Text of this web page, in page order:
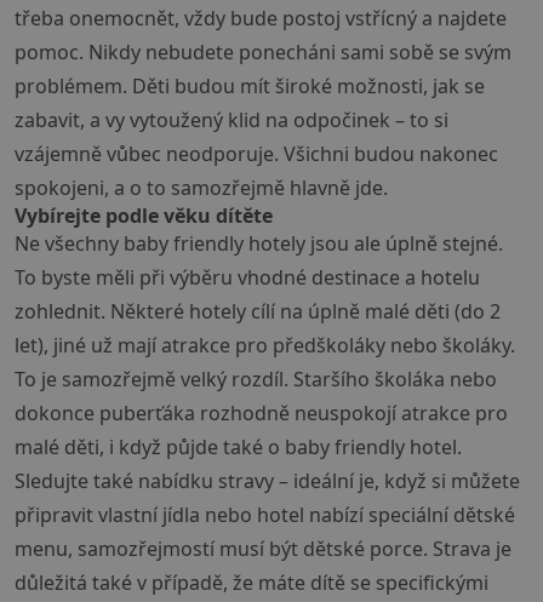
třeba onemocnět, vždy bude postoj vstřícný a najdete
pomoc. Nikdy nebudete ponecháni sami sobě se svým
problémem. Děti budou mít široké možnosti, jak se
zabavit, a vy vytoužený klid na odpočinek – to si
vzájemně vůbec neodporuje. Všichni budou nakonec
spokojeni, a o to samozřejmě hlavně jde.
Vybírejte podle věku dítěte
Ne všechny baby friendly hotely jsou ale úplně stejné.
To byste měli při výběru vhodné destinace a hotelu
zohlednit. Některé hotely cílí na úplně malé děti (do 2
let), jiné už mají atrakce pro předškoláky nebo školáky.
To je samozřejmě velký rozdíl. Staršího školáka nebo
dokonce puberťáka rozhodně neuspokojí atrakce pro
malé děti, i když půjde také o baby friendly hotel.
Sledujte také nabídku stravy – ideální je, když si můžete
připravit vlastní jídla nebo hotel nabízí speciální dětské
menu, samozřejmostí musí být dětské porce. Strava je
důležitá také v případě, že máte dítě se specifickými